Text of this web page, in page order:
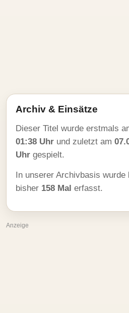
Archiv & Einsätze
Dieser Titel wurde erstmals
01:38 Uhr und zuletzt am
Uhr gespielt.
In unserer Archivbasis wurde
bisher 158 Mal erfasst.
Anzeige